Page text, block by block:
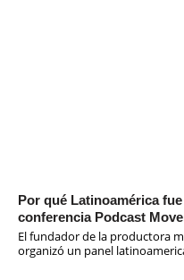
Por qué Latinoamérica
conferencia Podcast
El fundador de la productora
organizó un panel